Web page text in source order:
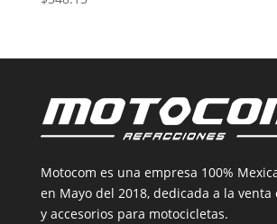
Motocom es una empresa 100%
en Mayo del 2018, dedicada a la venta
y accesorios para motocicletas.